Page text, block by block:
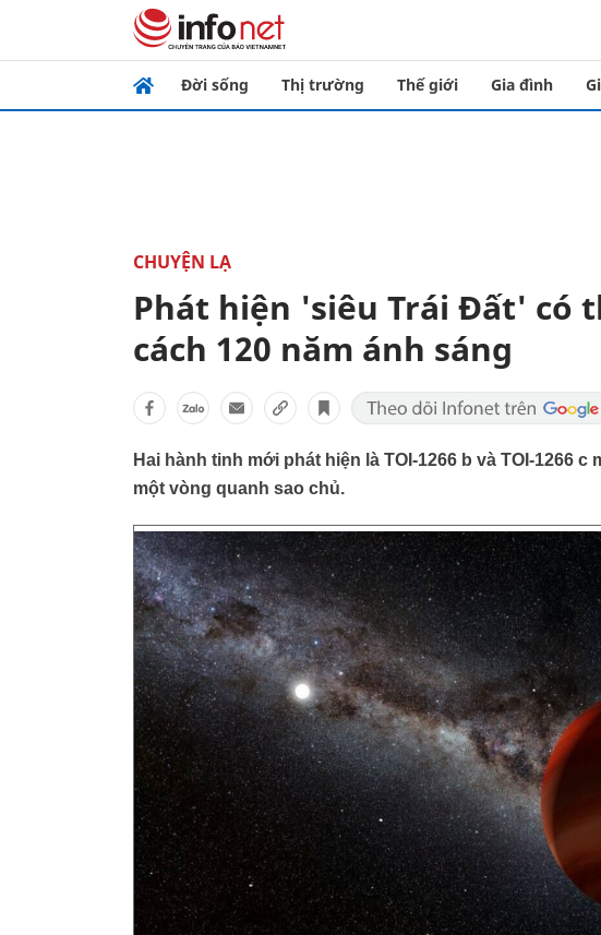
Đời sống Thị trường Thế giới Gia đình
CHUYỆN LẠ
Phát hiện 'siêu Trái Đất' có
cách 120 năm ánh sáng
Hai hành tinh mới phát hiện là TOI-1266 b và TOI-1266
một vòng quanh sao chủ.